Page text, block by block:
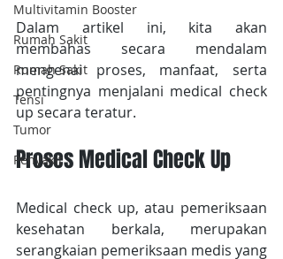
Multivitamin Booster
Rumah Sakit
Rumah Sakit
Tensi
Tumor
Penyakit
Dalam artikel ini, kita akan
membahas secara mendalam
mengenai proses, manfaat, serta
pentingnya menjalani medical check
up secara teratur.
Proses Medical Check Up
Medical check up, atau pemeriksaan
kesehatan berkala, merupakan
serangkaian pemeriksaan medis yang